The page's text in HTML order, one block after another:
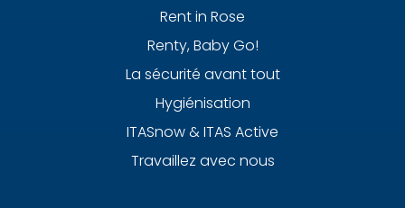
Rent in Rose
Renty, Baby Go!
La sécurité avant tout
Hygiénisation
ITASnow & ITAS Active
Travaillez avec nous